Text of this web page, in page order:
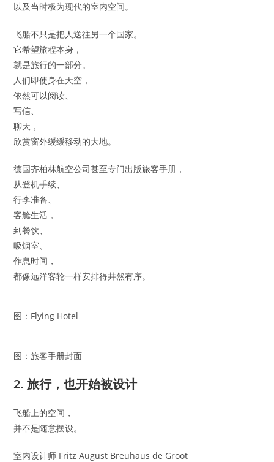
以及当时极为现代的室内空间。
飞船不只是把人送往另一个国家。
它希望旅程本身，
就是旅行的一部分。
人们即使身在天空，
依然可以阅读、
写信、
聊天，
欣赏窗外缓缓移动的大地。
德国齐柏林航空公司甚至专门出版旅客手册，
从登机手续、
行李准备、
客舱生活，
到餐饮、
吸烟室、
作息时间，
都像远洋客轮一样安排得井然有序。
图：Flying Hotel
图：旅客手册封面
2. 旅行，也开始被设计
飞船上的空间，
并不是随意摆设。
室内设计师 Fritz August Breuhaus de Groot